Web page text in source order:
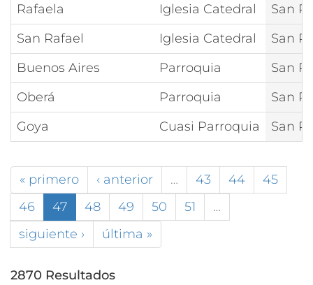
Rafaela
Iglesia Catedral
San
San Rafael
Iglesia Catedral
San
Buenos Aires
Parroquia
San
Oberá
Parroquia
San
Goya
Cuasi Parroquia San
« primero ‹ anterior … 43 44
45
46
47 48 49 50 51
…
siguiente ›
última »
2870 Resultados